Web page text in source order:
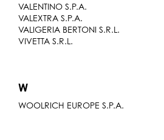
VALENTINO S.P.A.
VALEXTRA S.P.A.
VALIGERIA BERTONI S.R.L.
VIVETTA S.R.L.
W
WOOLRICH EUROPE S.P.A.